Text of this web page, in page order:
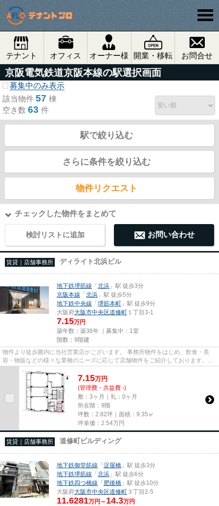
テナント オフィス オーナー様 開業・移転 お問合せ
京阪電気鉄道京阪本線の駅選択画面
募集中のみ表示
該当物件 57 棟
空き数 63 件
駅で絞り込む
さらに条件を絞り込む
物件リクエスト
チェックした物件をまとめて
検討リストに追加 お問い合わせ
賃貸｜店舗事務所 ディライト北浜ビル
地下鉄堺筋線 「北浜 」駅 徒歩3分
京阪本線 「北浜 」駅 徒歩5分
地下鉄中央線 「堺筋本町 」駅 徒歩9分
大阪府大阪市中央区道修町 １丁目3-1
7.15万円
築年数：築36年 ｜募集中： 1室
階数：9階建
物件より徒歩圏内に当社営業店がございます。 事務所物件をはじめ、飲食・美
容・物販などの様々な業種のニーズに応じて店舗物件をご紹介しております。
尚、弊社ではおとり広告は一切...
7.15万円
(管理費・共益費 -)
敷：3ヶ月｜礼：0ヶ月
所在階：9階
坪数：2.82坪｜面積：9.35㎡
坪単価： 2.54万円
賃貸｜店舗事務所 道修町ビルディング
地下鉄御堂筋線 「淀屋橋 」駅 徒歩3分
地下鉄堺筋線 「北浜 」駅 徒歩6分
地下鉄四つ橋線 「肥後橋 」駅 徒歩10分
大阪府大阪市中央区道修町 ３丁目2-5
11.6281万円～ 14.3万円